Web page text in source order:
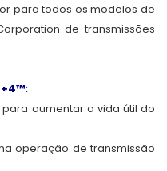
para todos os modelos de
de transmissões
aumentar a vida útil do
operação de transmissão